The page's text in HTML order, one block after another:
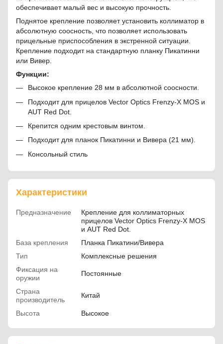
обеспечивает малый вес и высокую прочность.
Поднятое крепление позволяет установить коллиматор в
абсолютную соосность, что позволяет использовать
прицельные приспособления в экстренной ситуации.
Крепление подходит на стандартную планку Пикатинни
или Вивер.
Функции:
Высокое крепление 28 мм в абсолютной соосности.
Подходит для прицелов Vector Optics Frenzy-X MOS и
AUT Red Dot.
Крепится одним крестовым винтом.
Подходит для планок Пикатинни и Вивера (21 мм).
Консольный стиль
Характеристики
Предназначение
Крепление для коллиматорных
прицелов Vector Optics Frenzy-X MOS
и AUT Red Dot.
База крепления
Планка Пикатини/Вивера
Тип
Комплексные решения
Фиксация на
оружии
Постоянные
Страна
производитель
Китай
Высота Высокое